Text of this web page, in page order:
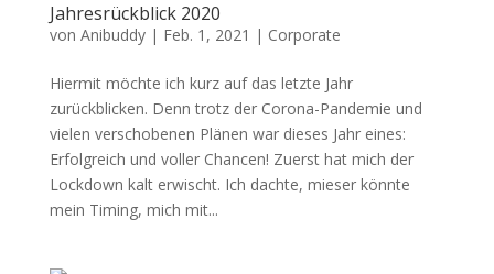
Jahresrückblick 2020
von Anibuddy| Feb. 1, 2021 | Corporate
Hiermit möchte ich kurz auf das letzte Jahr
zurückblicken. Denn trotz der Corona-Pandemie und
vielen verschobenen Plänen war dieses Jahr eines:
Erfolgreich und voller Chancen! Zuerst hat mich der
Lockdown kalt erwischt. Ich dachte, mieser könnte
mein Timing, mich mit...